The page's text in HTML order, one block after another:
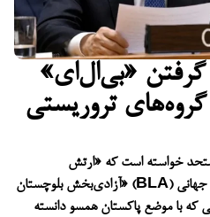
گرفتن «بی‌ال‌ای»
تروریستی
خواسته است که «ارتش
آزادی‌بخش بلوچستان» (BLA) و «بریگاد مجید» را فوراً در فهرست جهانی
که با موضع پاکستان همسو دانسته